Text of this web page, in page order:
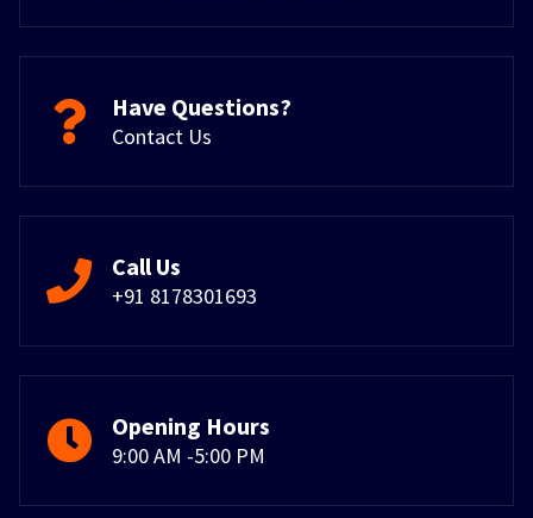
Have Questions?
Contact Us
Call Us
+91 8178301693
Opening Hours
9:00 AM -5:00 PM